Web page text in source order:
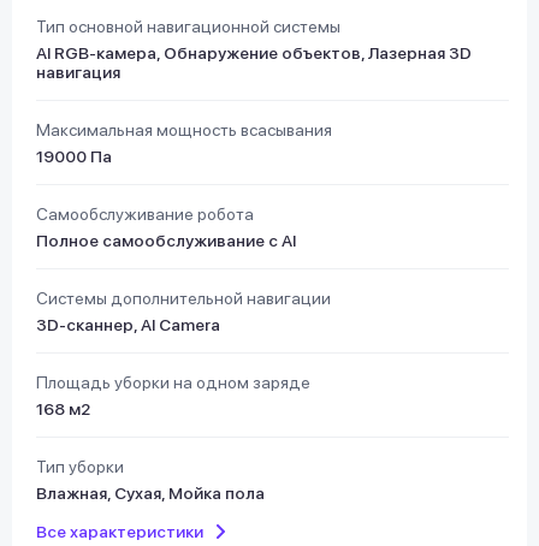
Тип основной навигационной системы
AI RGB-камера, Обнаружение объектов, Лазерная 3D
навигация
Максимальная мощность всасывания
19000 Па
Самообслуживание робота
Полное самообслуживание с AI
Системы дополнительной навигации
3D-сканнер, AI Camera
Площадь уборки на одном заряде
168 м2
Тип уборки
Влажная, Сухая, Мойка пола
Все характеристики